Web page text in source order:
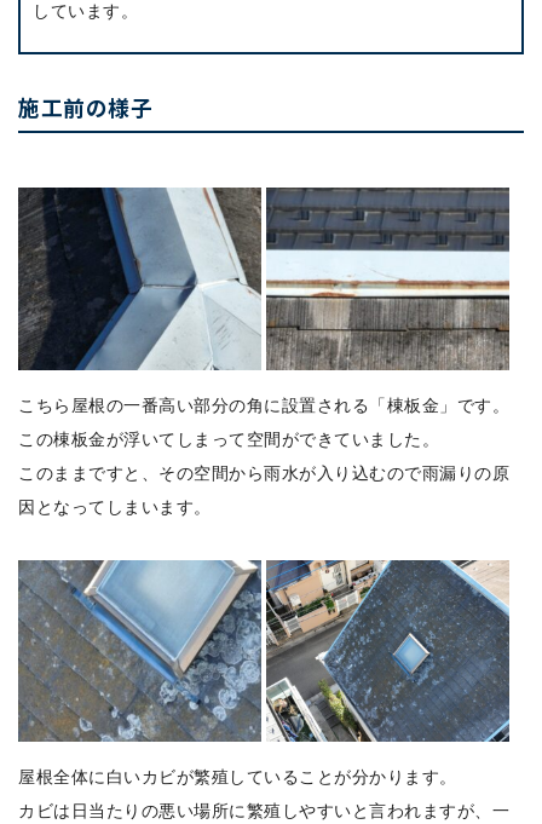
しています。
施工前の様子
こちら屋根の一番高い部分の角に設置される「棟板金」です。
この棟板金が浮いてしまって空間ができていました。
このままですと、その空間から雨水が入り込むので雨漏りの原
因となってしまいます。
屋根全体に白いカビが繁殖していることが分かります。
カビは日当たりの悪い場所に繁殖しやすいと言われますが、一